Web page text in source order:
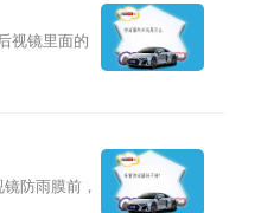
视镜里面的
防雨膜前，